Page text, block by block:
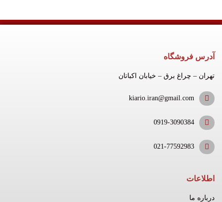
آدرس فروشگاه
تهران – چراغ برق – خیابان اکباتان
kiario.iran@gmail.com
0919-3090384
021-77592983
اطلاعات
درباره ما